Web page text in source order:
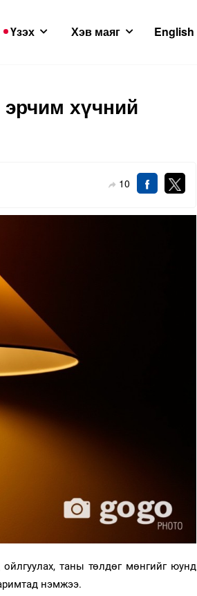
Үзэх Хэв маяг English
хүчний
10
ойлгуулах, таны төлдөг мөнгийг юунд
нэмжээ.